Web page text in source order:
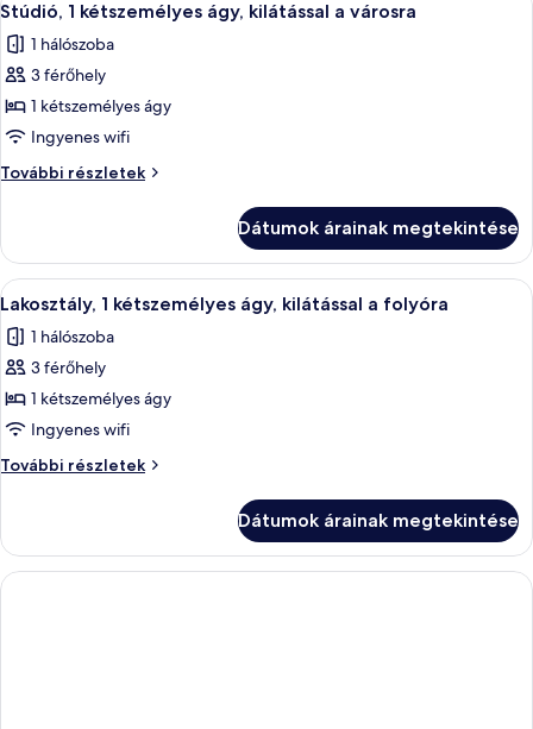
kilátással
a
városra
kilátással
városra
további
következő
szoba
összes
képének
megtekintése:
Stúdió,
1
ágy,
kilátással
a
városra
10
Stúdió, 1 kétszemélyes ágy, kilátással a városra
1 hálószoba
3 férőhely
1 kétszemélyes ágy
Ingyenes wifi
További részletek
Stúdió,
kilátással
városra
részletei
Dátumok árainak megtekintése
A
következő
szoba
összes
képének
megtekintése:
Lakosztály,
1
ágy,
kilátással
a
Egy modern nappali, melyben van
8
Lakosztály, 1 kétszemélyes ágy, kilátással a folyóra
1 hálószoba
3 férőhely
1 kétszemélyes ágy
Ingyenes wifi
További részletek
Lakosztály,
kilátással
folyóra
Dátumok árainak megtekintése